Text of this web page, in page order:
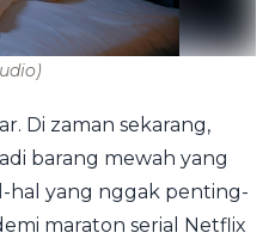
Di zaman sekarang,
barang mewah yang
hal yang nggak penting-
maraton serial Netflix